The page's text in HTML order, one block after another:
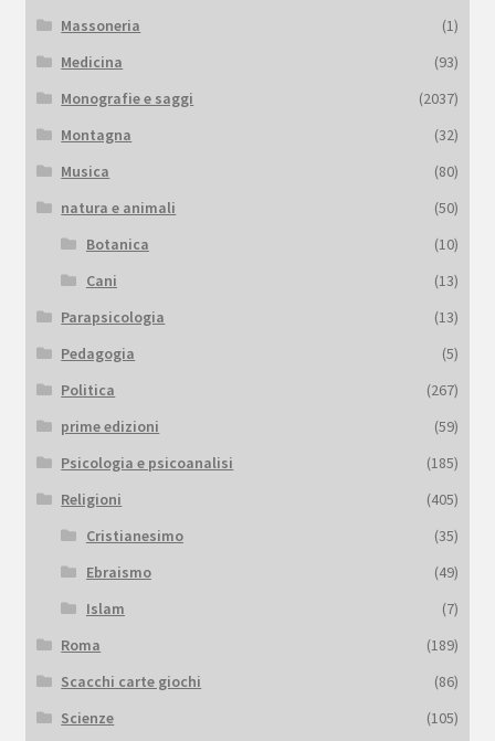
Massoneria
(1)
Medicina
(93)
Monografie e saggi
(2037)
Montagna
(32)
Musica
(80)
natura e animali
(50)
Botanica
(10)
Cani
(13)
Parapsicologia
(13)
Pedagogia
(5)
Politica
(267)
prime edizioni
(59)
Psicologia e psicoanalisi
(185)
Religioni
(405)
Cristianesimo
(35)
Ebraismo
(49)
Islam
(7)
Roma
(189)
Scacchi carte giochi
(86)
Scienze
(105)